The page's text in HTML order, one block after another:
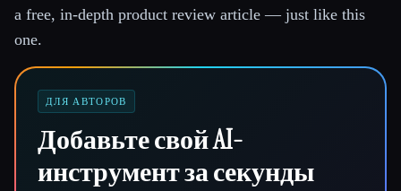
a free, in-depth product review article — just like this
one.
ДЛЯ АВТОРОВ
Добавьте свой AI-
инструмент за секунды